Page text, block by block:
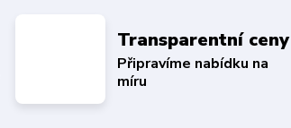
Transparentní ceny
Připravíme nabídku na
míru